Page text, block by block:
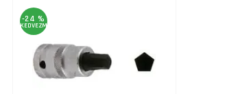
-24 %
KEDVEZMÉNY